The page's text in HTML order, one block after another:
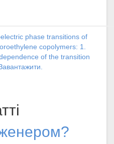
phase transitions of
copolymers: 1.
of the transition